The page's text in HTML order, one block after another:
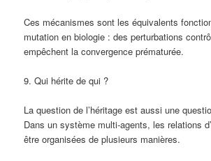
Ces mécanismes sont les équivalents
mutation en biologie : des perturbations
empêchent la convergence prématurée.
9. Qui hérite de qui ?
La question de l’héritage est aussi une
Dans un système multi-agents, les relations
être organisées de plusieurs manières.